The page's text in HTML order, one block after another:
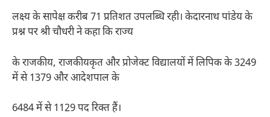
लक्ष्य के सापेक्ष करीब 71 प्रतिशत उपलब्धि रही। केदारनाथ पांडेय के
प्रश्न पर श्री चौधरी ने कहा कि राज्य
के राजकीय, राजकीयकृत और प्रोजेक्ट विद्यालयों में लिपिक के 3249
में से 1379 और आदेशपाल के
6484 में से 1129 पद रिक्त हैं।